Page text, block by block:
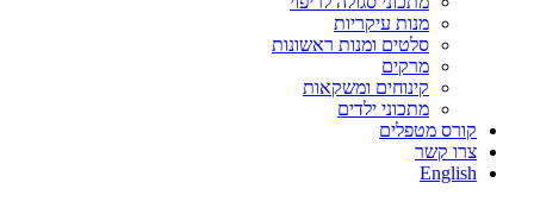
מנות עיקריות
סלטים ומנות ראשונות
מרקים
קינוחים ומשקאות
מתכוני ילדים
קורס מטפלים
צרו קשר
English